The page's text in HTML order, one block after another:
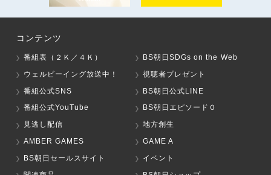
コンテンツ
番組表（２Ｋ／４Ｋ）
BS朝日SDGs on the Web
ウェルビーイング放送中！
視聴者プレゼント
番組公式SNS
BS朝日公式LINE
番組公式YouTube
BS朝日エピソード０
見逃し配信
地方創生
AMBER GAMES
GAME A
BS朝日セールスサイト
イベント